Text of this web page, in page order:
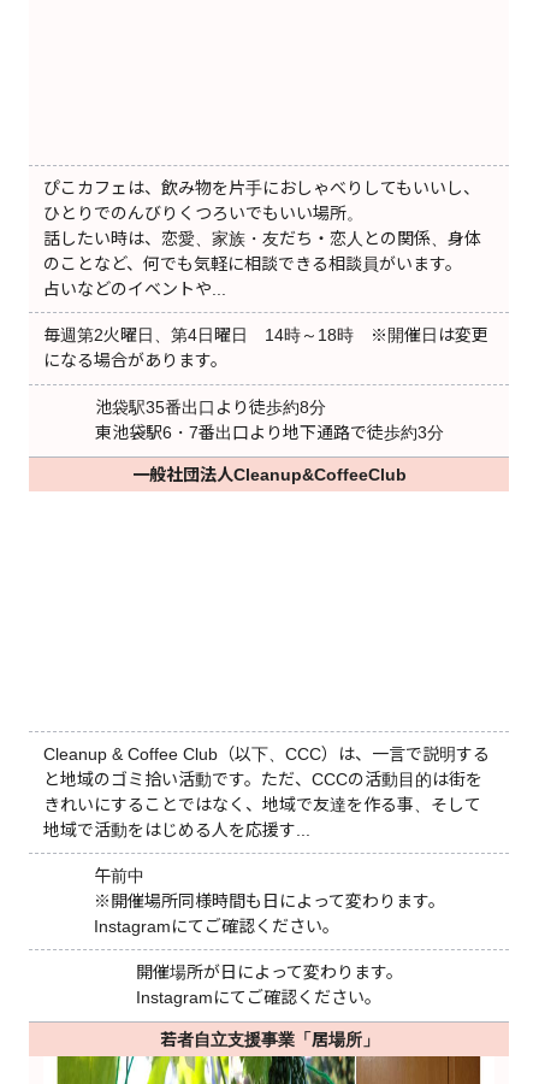
ぴこカフェは、飲み物を片手におしゃべりしてもいいし、
ひとりでのんびりくつろいでもいい場所。
話したい時は、恋愛、家族・友だち・恋人との関係、身体
のことなど、何でも気軽に相談できる相談員がいます。
占いなどのイベントや...
毎週第2火曜日、第4日曜日 14時～18時 ※開催日は変更
になる場合があります。
池袋駅35番出口より徒歩約8分
東池袋駅6・7番出口より地下通路で徒歩約3分
一般社団法人Cleanup&CoffeeClub
Cleanup & Coffee Club（以下、CCC）は、一言で説明する
と地域のゴミ拾い活動です。ただ、CCCの活動目的は街を
きれいにすることではなく、地域で友達を作る事、そして
地域で活動をはじめる人を応援す...
午前中
※開催場所同様時間も日によって変わります。
Instagramにてご確認ください。
開催場所が日によって変わります。
Instagramにてご確認ください。
若者自立支援事業「居場所」